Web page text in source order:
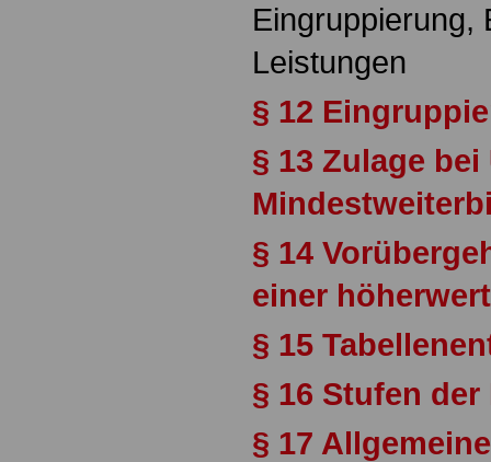
Eingruppierung,
Leistungen
§ 12
§ 13 Zulage
§ 14
einer
§ 15
§ 16 Stufen
§ 17